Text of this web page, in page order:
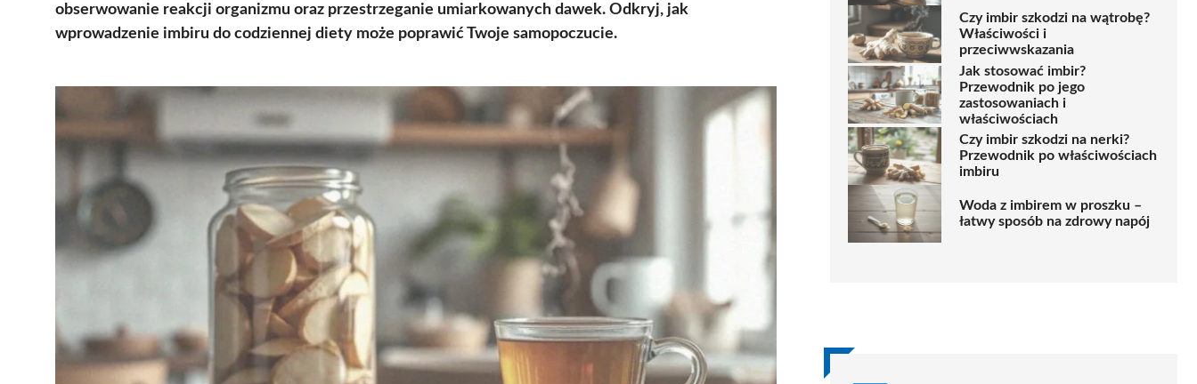
obserwowanie reakcji organizmu oraz przestrzeganie umiarkowanych dawek. Odkryj, jak
wprowadzenie imbiru do codziennej diety może poprawić Twoje samopoczucie.
Czy imbir szkodzi na wątrobę?
Właściwości i
przeciwwskazania
Jak stosować imbir?
Przewodnik po jego
zastosowaniach i
właściwościach
Czy imbir szkodzi na nerki?
Przewodnik po właściwościach
imbiru
Woda z imbirem w proszku –
łatwy sposób na zdrowy napój